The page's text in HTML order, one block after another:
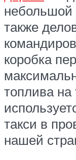
небольшой
также
коробка
топлива на
такси в
нашей